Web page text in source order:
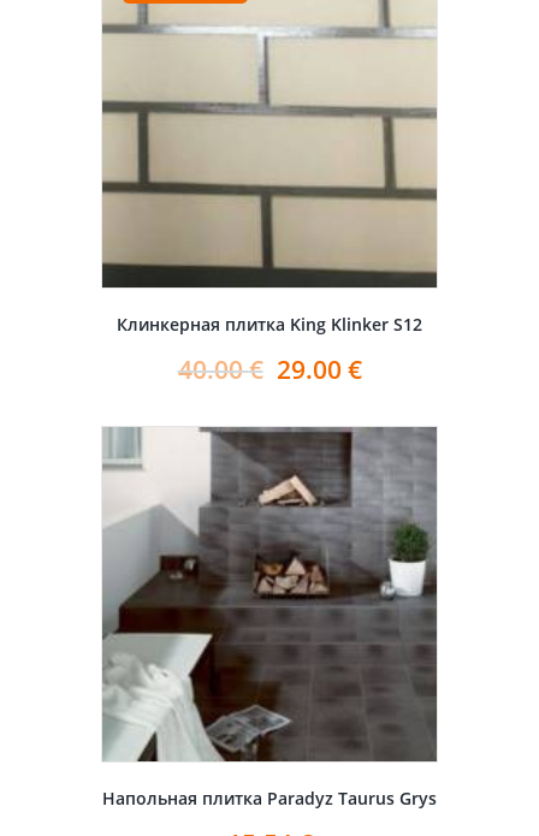
Клинкерная плитка King Klinker S12
40.00€ 29.00 €
Напольная плитка Paradyz Taurus Grys